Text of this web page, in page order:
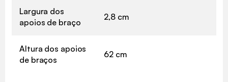
Largura dos
apoios de braço
2,8 cm
Altura dos apoios
de braços
62 cm